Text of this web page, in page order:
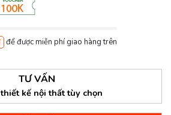
để được miễn phí giao hàng trên
TƯ VẤN
kế nội thất tùy chọn